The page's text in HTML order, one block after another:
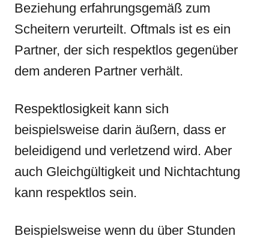
Beziehung erfahrungsgemäß zum
Scheitern verurteilt. Oftmals ist es ein
Partner, der sich respektlos gegenüber
dem anderen Partner verhält.
Respektlosigkeit kann sich
beispielsweise darin äußern, dass er
beleidigend und verletzend wird. Aber
auch Gleichgültigkeit und Nichtachtung
kann respektlos sein.
Beispielsweise wenn du über Stunden